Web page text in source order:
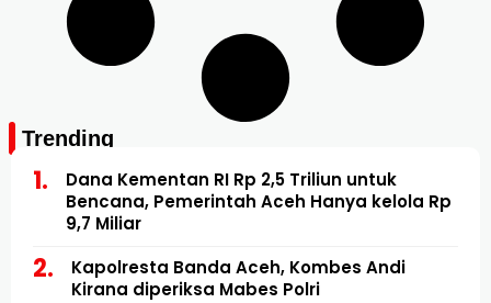
Trending
Dana Kementan RI Rp 2,5 Triliun untuk
Bencana, Pemerintah Aceh Hanya kelola Rp
9,7 Miliar
Kapolresta Banda Aceh, Kombes Andi
Kirana diperiksa Mabes Polri